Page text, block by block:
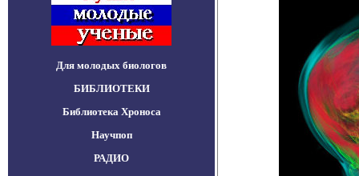
Для молодых биологов
БИБЛИОТЕКИ
Библиотека Хроноса
Научпоп
РАДИО